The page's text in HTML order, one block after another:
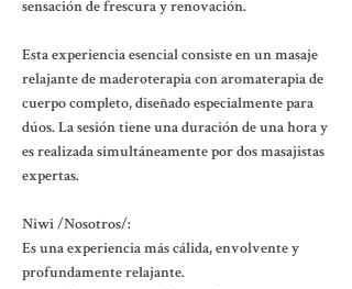
sensación de frescura y renovación.
Esta experiencia esencial consiste en un masaje
relajante de maderoterapia con aromaterapia de
cuerpo completo, diseñado especialmente para
dúos. La sesión tiene una duración de una hora y
es realizada simultáneamente por dos masajistas
expertas.
Niwi /Nosotros/:
Es una experiencia más cálida, envolvente y
profundamente relajante.